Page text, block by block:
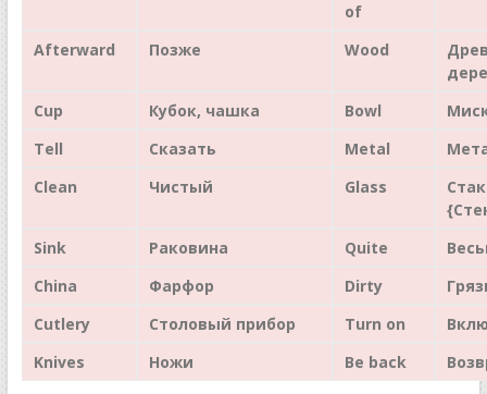
of
Afterward Позже Wood
Cup
Кубок, чашка Bowl
Tell Сказать Metal
Clean
Чистый Glass
Sink
Раковина Quite
China
Фарфор Dirty
Cutlery
Столовый прибор Turn on
Knives
Ножи Be back